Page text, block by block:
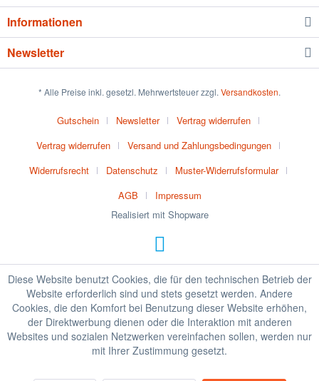
Informationen
Newsletter
* Alle Preise inkl. gesetzl. Mehrwertsteuer zzgl. Versandkosten.
Gutschein Newsletter
Vertrag widerrufen
Vertrag widerrufen
Versand und Zahlungsbedingungen
Widerrufsrecht
Datenschutz
Muster-Widerrufsformular
AGB
Impressum
Realisiert mit Shopware
Diese Website benutzt Cookies, die für den technischen Betrieb der
Website erforderlich sind und stets gesetzt werden. Andere
Cookies, die den Komfort bei Benutzung dieser Website erhöhen,
der Direktwerbung dienen oder die Interaktion mit anderen
Websites und sozialen Netzwerken vereinfachen sollen, werden nur
mit Ihrer Zustimmung gesetzt.